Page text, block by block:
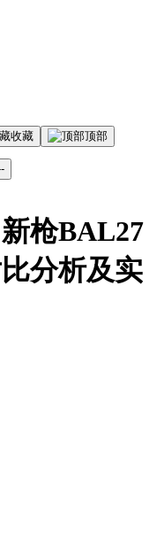
收藏 顶部
枪BAL27
分析及实